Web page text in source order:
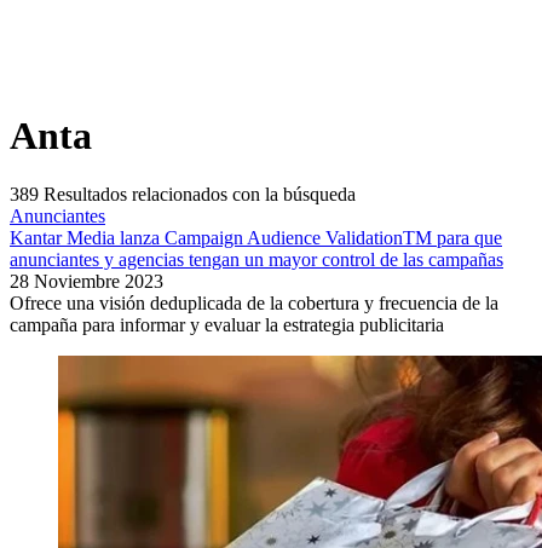
Anta
389 Resultados relacionados con la búsqueda
Anunciantes
Kantar Media lanza Campaign Audience ValidationTM para que
anunciantes y agencias tengan un mayor control de las campañas
28 Noviembre 2023
Ofrece una visión deduplicada de la cobertura y frecuencia de la
campaña para informar y evaluar la estrategia publicitaria